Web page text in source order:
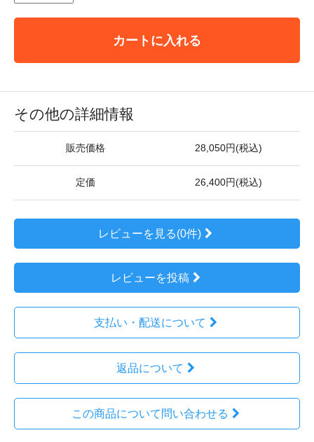
カートに入れる
その他の詳細情報
販売価格 28,050円(税込)
定価 26,400円(税込)
レビューを見る(0件)
レビューを投稿
支払い・配送について
返品について
この商品について問い合わせる